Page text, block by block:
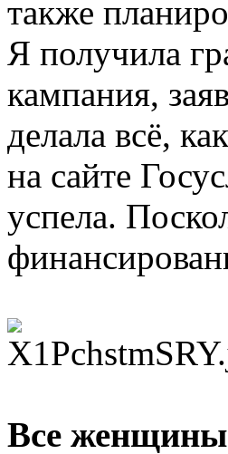
также
Я получила
кампания,
делала всё,
на сайте
успела.
Все женщины